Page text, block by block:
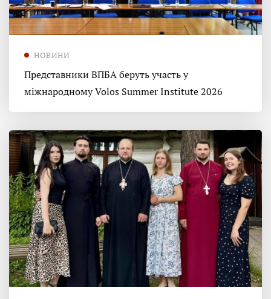
НОВИНИ
Представники ВПБА беруть участь у
міжнародному Volos Summer Institute 2026